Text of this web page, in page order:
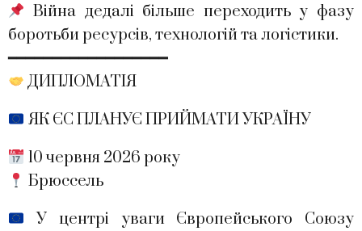
Війна дедалі більше переходить у фазу
боротьби ресурсів, технологій та логістики.
━━━━━━━━━━━━━━━━━━
ДИПЛОМАТІЯ
ЯК ЄС ПЛАНУЄ ПРИЙМАТИ УКРАЇНУ
10 червня 2026 року
Брюссель
У центрі уваги Європейського Союзу